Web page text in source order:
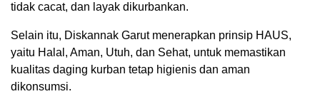
tidak cacat, dan layak dikurbankan.
Selain itu, Diskannak Garut menerapkan prinsip HAUS,
yaitu Halal, Aman, Utuh, dan Sehat, untuk memastikan
kualitas daging kurban tetap higienis dan aman
dikonsumsi.